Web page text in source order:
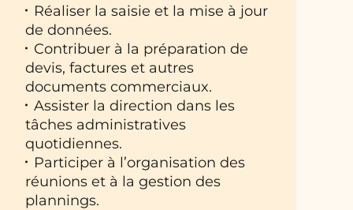
Réaliser la saisie et la mise à jour
de données.
Contribuer à la préparation de
devis, factures et autres
documents commerciaux.
Assister la direction dans les
tâches administratives
quotidiennes.
Participer à l’organisation des
réunions et à la gestion des
plannings.